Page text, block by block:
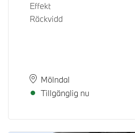
Effekt
Räckvidd
PlatsMölndal
Leveranstid
Tillgänglig nu